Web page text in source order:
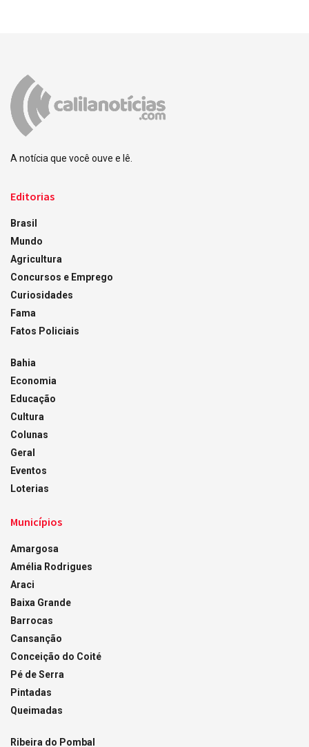
A notícia que você ouve e lê.
Editorias
Brasil
Mundo
Agricultura
Concursos e Emprego
Curiosidades
Fama
Fatos Policiais
Bahia
Economia
Educação
Cultura
Colunas
Geral
Eventos
Loterias
Municípios
Amargosa
Amélia Rodrigues
Araci
Baixa Grande
Barrocas
Cansanção
Conceição do Coité
Pé de Serra
Pintadas
Queimadas
Ribeira do Pombal